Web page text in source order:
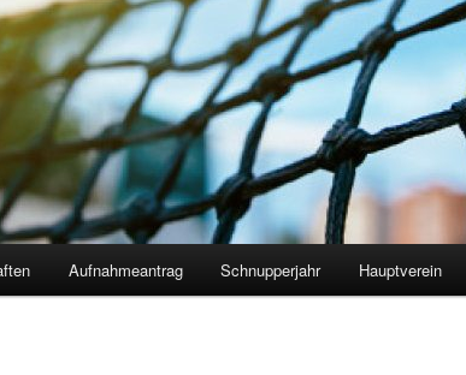
Aufnahmeantrag Schnupperjahr Hauptverein